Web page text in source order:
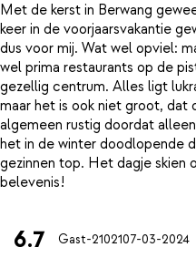
Met de kerst in Berwang
keer in de voorjaarsvakantie
dus voor mij. Wat wel opviel:
wel prima restaurants op de
gezellig centrum. Alles ligt
maar het is ook niet groot, dat
algemeen rustig doordat
het in de winter doodlopende
gezinnen top. Het dagje skien
6.7 Gast-2102107-03-2024